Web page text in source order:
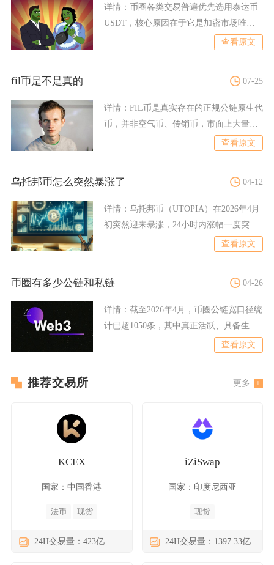
详情： 币圈各类交易普遍优先选用泰达币
USDT，核心原因在于它是加密市场唯一
查看原文
fil币是不是真的 07-25
详情： FIL币是真实存在的正规公链原生代
币，并非空气币、传销币，市面上大量打
查看原文
乌托邦币怎么突然暴涨了 04-12
详情： 乌托邦币（UTOPIA）在2026年4月
初突然迎来暴涨，24小时内涨幅一度突破
查看原文
币圈有多少公链和私链 04-26
详情： 截至2026年4月，币圈公链宽口径统
计已超1050条，其中真正活跃、具备生态
查看原文
推荐交易所 更多
KCEX
国家：中国香港
法币 现货
24H交易量：423亿
iZiSwap
国家：印度尼西亚
现货
24H交易量：1397.33亿